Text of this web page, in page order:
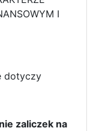
I
dotyczy
zaliczek na